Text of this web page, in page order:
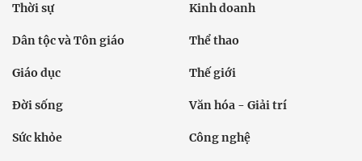
Thời sự Kinh doanh
Dân tộc và Tôn giáo Thể thao
Giáo dục Thế giới
Đời sống Văn hóa - Giải trí
Sức khỏe Công nghệ